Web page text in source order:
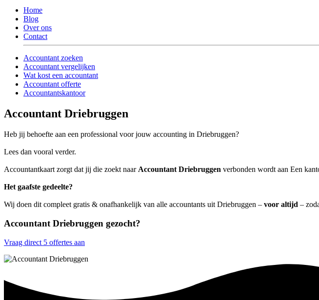
Home
Blog
Over ons
Contact
Accountant zoeken
Accountant vergelijken
Wat kost een accountant
Accountant offerte
Accountantskantoor
Accountant Driebruggen
Heb jij behoefte aan een professional voor jouw accounting in Driebruggen?
Lees dan vooral verder.
Accountantkaart zorgt dat jij die zoekt naar Accountant Driebruggen verbonden wordt aan Een
Het gaafste gedeelte?
Wij doen dit compleet gratis & onafhankelijk van alle accountants uit Driebruggen – voor altijd –
Accountant Driebruggen gezocht?
Vraag direct 5 offertes aan